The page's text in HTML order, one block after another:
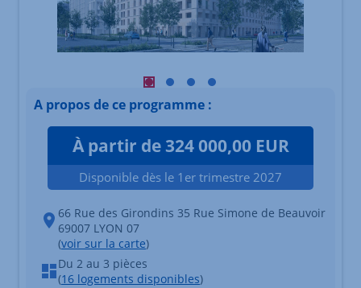
Visuel principal mobile Afficher
Visuel principal mobile Afficher
Visuel principal mobile
Visuel principal mobile
A propos de ce programme :
À partir de 324 000,00 EUR
Disponible dès le 1er trimestre 2027
66 Rue des Girondins 35 Rue Simone de Beauvoir
69007 LYON 07
(voir sur la carte)
Du 2 au 3 pièces
(16 logements disponibles)